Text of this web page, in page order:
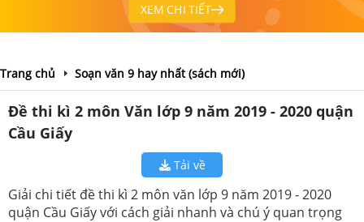
XEM CHI TIẾT
Trang chủ Soạn văn 9 hay nhất (sách mới)
Đề thi kì 2 môn Văn lớp 9 năm 2019 - 2020 quận
Cầu Giấy
Tải về
Giải chi tiết đề thi kì 2 môn văn lớp 9 năm 2019 - 2020
quận Cầu Giấy với cách giải nhanh và chú ý quan trọng